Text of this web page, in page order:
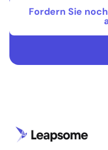
Fordern Sie